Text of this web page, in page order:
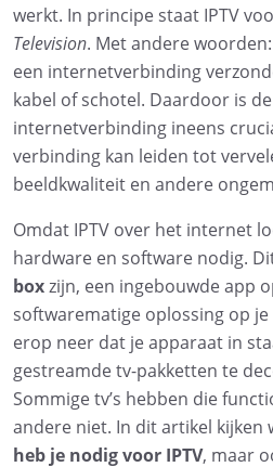
werkt. In principe staat IPTV
Television. Met andere
een internetverbinding
kabel of schotel. Daardoor is
internetverbinding ineens
verbinding kan leiden tot
beeldkwaliteit en andere
Omdat IPTV over het internet
hardware en software nodig.
boxzijn, een ingebouwde app
softwarematige oplossing op
erop neer dat je apparaat in
gestreamde tv-pakketten te
Sommige tv’s hebben die
andere niet. In dit artikel kijken
heb je nodig voor IPTV, maar